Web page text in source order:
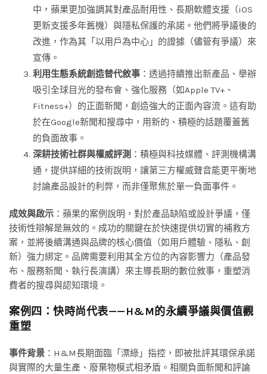
中，蘋果更加強調其對產品耐用性、長期軟體支援（iOS
更新支援多年舊機）與隱私保護的承諾。他們將爭議後的
改進，作為其「以用戶為中心」的證據（儘管有爭議）來
宣傳。
利用生態系統創造替代敘事 ：透過持續推出新產品、舉辦
吸引全球目光的發布會、強化服務（如Apple TV+、
Fitness+）的正面新聞，創造強大的正面內容流。這有助
於在Google新聞和搜尋中，用新的、積極的話題覆蓋舊
的負面故事。
深耕技術社群與權威評測 ：積極與科技媒體、評測機構溝
通，提供詳細的技術說明，讓第三方權威聲音能更平衡地
討論產品設計的利弊，而非僅聚焦於單一負面事件。
成效與啟示 ：蘋果的案例說明，對於產品缺陷或設計爭議，僅
技術性辯解是無效的。成功的關鍵在於快速提供切實的補救方
案，並將後續溝通與品牌的核心價值（如用戶體驗、隱私、創
新）強力綁定。品牌需要利用其全方位的內容影響力（產品發
布、服務新聞、執行長演講）來主導長期的數位敘事，重塑消
費者的搜尋與認知環境。
案例四：快時尚代表——H&M的永續爭議與價值觀
重塑
事件背景 ：H&M長期面臨「漂綠」指控，即被批評其環保承諾
與實際的大量生產、廢棄物模式相矛盾。相關負面新聞和評論